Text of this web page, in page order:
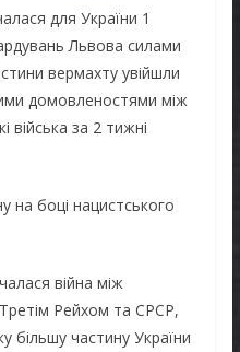
для України 1
Львова силами
вермахту увійшли
домовленостями між
війська за 2 тижні
на боці нацистського
війна між
Рейхом та СРСР,
більшу частину України